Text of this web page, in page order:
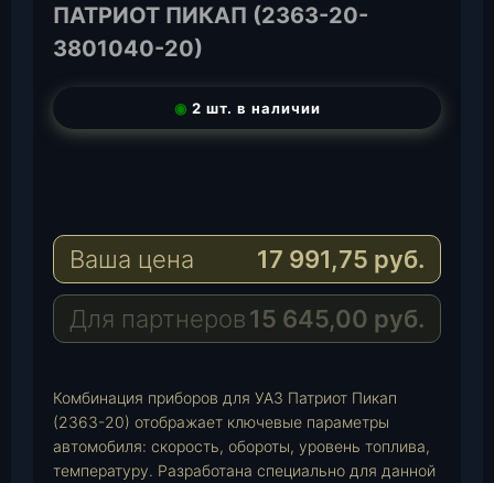
ПАТРИОТ ПИКАП (2363-20-
3801040-20)
◉ 2 шт. в наличии
e
r
a
m
a
s
A
p
a
i
l
Ваша цена 17 991,75 руб.
Для партнеров15 645,00 руб.
Комбинация приборов для УАЗ Патриот Пикап
(2363-20) отображает ключевые параметры
автомобиля: скорость, обороты, уровень топлива,
температуру. Разработана специально для данной